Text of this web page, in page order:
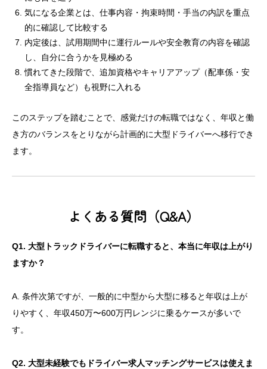
気になる企業とは、仕事内容・拘束時間・手当の内訳を重点
的に確認して比較する
内定後は、試用期間中に運行ルールや安全教育の内容を確認
し、自分に合うかを見極める
慣れてきた段階で、追加資格やキャリアアップ（配車係・安
全指導員など）も視野に入れる
このステップを踏むことで、感覚だけの転職ではなく、年収と働
き方のバランスをとりながら計画的に大型ドライバーへ移行でき
ます。
よくある質問（Q&A）
Q1. 大型トラックドライバーに転職すると、本当に年収は上がり
ますか？
A. 条件次第ですが、一般的に中型から大型に移ると年収は上が
りやすく、年収450万〜600万円レンジに乗るケースが多いで
す。
Q2. 大型未経験でもドライバー求人マッチングサービスは使えま